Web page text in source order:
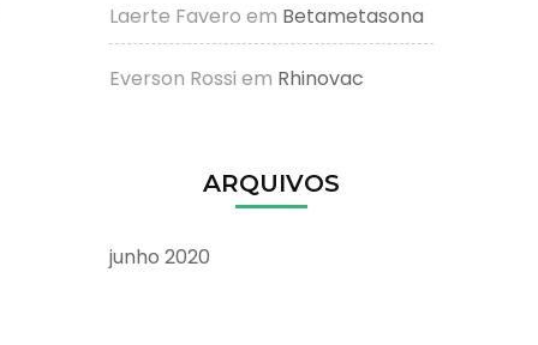
Laerte Favero em Betametasona
Everson Rossi em Rhinovac
ARQUIVOS
junho 2020